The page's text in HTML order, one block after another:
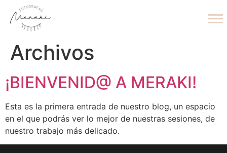
Archivos
¡BIENVENID@ A MERAKI!
Esta es la primera entrada de nuestro blog, un espacio
en el que podrás ver lo mejor de nuestras sesiones, de
nuestro trabajo más delicado.